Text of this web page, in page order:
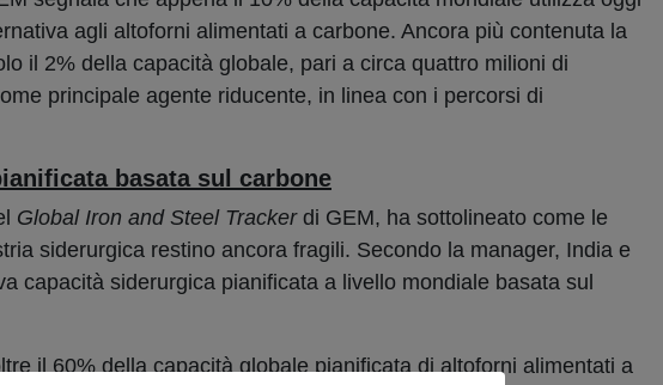
agli altoforni alimentati a carbone. Ancora più contenuta la
il 2% della capacità globale, pari a circa quattro milioni di
principale agente riducente, in linea con i percorsi di
basata sul carbone
Global Iron and Steel Trackerdi GEM, ha sottolineato come le
siderurgica restino ancora fragili. Secondo la manager, India e
capacità siderurgica pianificata a livello mondiale basata sul
il 60% della capacità globale pianificata di altoforni alimentati a